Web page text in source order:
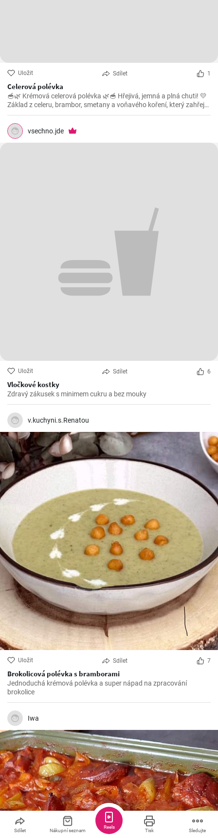
Uložit Sdílet 1
Celerová polévka
🥣🌿 Krémová celerová polévka 🌿🥣 Hřejivá, jemná a plná chuti! 💛
Základ z celeru, brambor, smetany a voňavého koření, který zahřeje
na duši. Jednoduchý recept na zdravou dobrotu, která nikdy
nezklame. 🥔🌱 ✨ Tip: Ozdobte čerstvými bylinkami nebo krutony
vsechno.jde
Uložit Sdílet 6
Vločkové kostky
Zdravý zákusek s minimem cukru a bez mouky
v.kuchyni.s.Renatou
Uložit Sdílet 7
Brokolicová polévka s bramborami
Jednoduchá krémová polévka a super nápad na zpracování
brokolice
Iwa
Sdílet Nákupní seznam Tisk Sledujte
Reels